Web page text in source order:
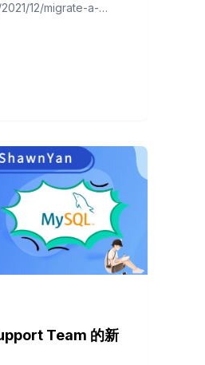
12/migrate-a-
辑复制一张表到Redis
下载 ，所以如果您想尝
Team 的新